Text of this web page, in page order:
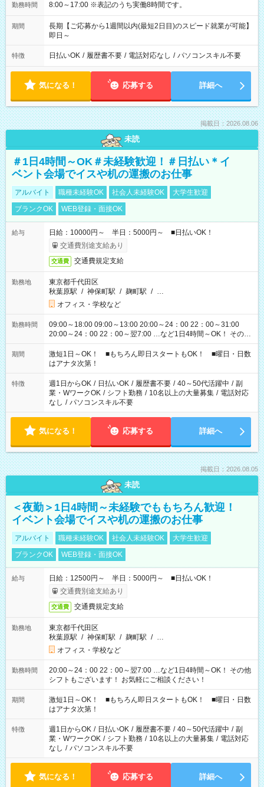
勤務時間 8:00～17:00 ※表記のうち実働8時間です。
期間
長期【ご応募から1週間以内(最短2日目)のスピード就業が可能】
即日～
特徴 日払いOK / 履歴書不要 / 電話対応なし / パソコンスキル不要
気になる！ 応募する 詳細へ
掲載日：2026.08.06
未読
＃1日4時間～OK＃未経験歓迎！＃日払い＊イ
ベント会場でイスや机の運搬のお仕事
アルバイト 職種未経験OK 社会人未経験OK
大学生歓迎
ブランクOK
WEB登録・面接OK
給与
日給：10000円～ 半日：5000円～ ■日払いOK！
交通費別途支給あり
交通費 交通費規定支給
勤務地
東京都千代田区
秋葉原駅 / 神保町駅 / 麹町駅 / …
オフィス・学校など
勤務時間
09:00～18:00 09:00～13:00 20:00～24：00 22：00～31:00
20:00～24：00 22：00～翌7:00 …など1日4時間～OK！ その他
シフトもございます！ お気軽にご相談ください！
期間
激短1日～OK！ ■もちろん即日スタートもOK！ ■曜日・日数
はアナタ次第！
特徴 週1日からOK / 日払いOK / 履歴書不要 / 40～50代活躍中 / 副
業・WワークOK / シフト勤務 / 10名以上の大量募集 / 電話対応
なし / パソコンスキル不要
気になる！ 応募する 詳細へ
掲載日：2026.08.05
未読
＜夜勤＞1日4時間～未経験でももちろん歓迎！
イベント会場でイスや机の運搬のお仕事
アルバイト 職種未経験OK 社会人未経験OK
大学生歓迎
ブランクOK
WEB登録・面接OK
給与
日給：12500円～ 半日：5000円～ ■日払いOK！
交通費別途支給あり
交通費 交通費規定支給
勤務地
東京都千代田区
秋葉原駅 / 神保町駅 / 麹町駅 / …
オフィス・学校など
勤務時間
20:00～24：00 22：00～翌7:00 …など1日4時間～OK！ その他
シフトもございます！ お気軽にご相談ください！
期間
激短1日～OK！ ■もちろん即日スタートもOK！ ■曜日・日数
はアナタ次第！
特徴 週1日からOK / 日払いOK / 履歴書不要 / 40～50代活躍中 / 副
業・WワークOK / シフト勤務 / 10名以上の大量募集 / 電話対応
なし / パソコンスキル不要
気になる！ 応募する 詳細へ